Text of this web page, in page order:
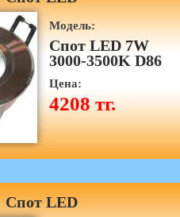
Модель:
Спот LED 7W
3000-3500K D86
Цена:
4208 тг.
Спот LED